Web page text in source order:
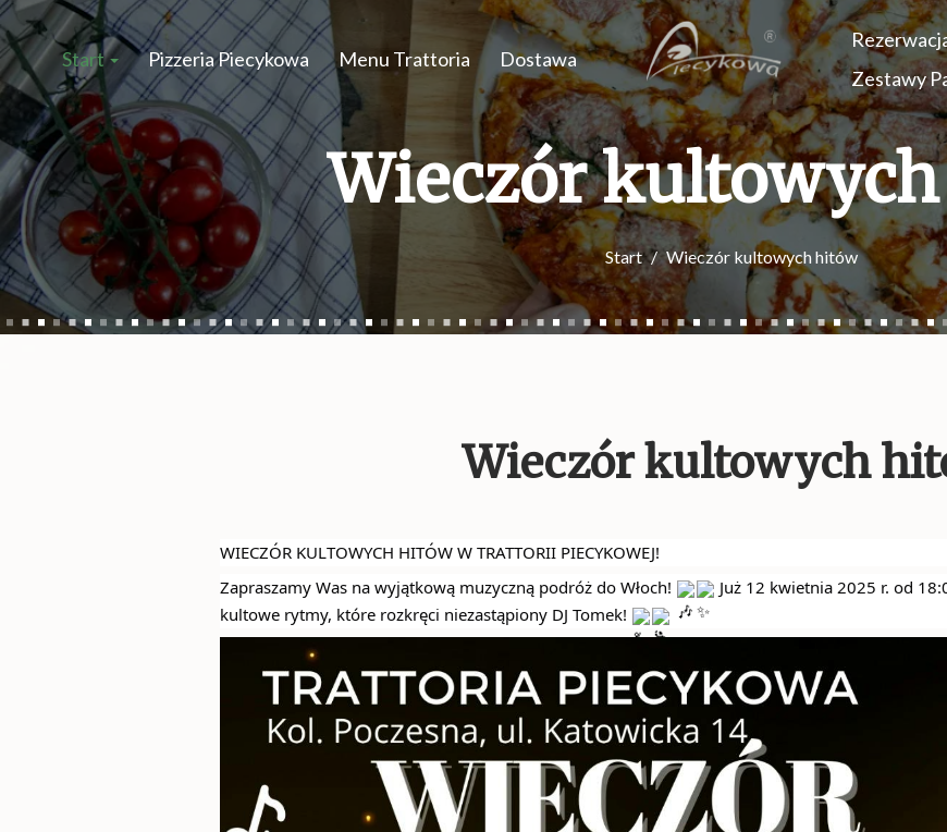
Start Pizzeria Piecykowa Menu Trattoria Dostawa
Zestawy
Wieczór
Start Wieczór kultowych hitów
Wieczór kultowych
WIECZÓR KULTOWYCH HITÓW W TRATTORII PIECYKOWEJ!
Zapraszamy Was na wyjątkową muzyczną podróż do Włoch!
Już 12 kwietnia 2025 r. od
kultowe rytmy, które rozkręci niezastąpiony DJ Tomek!